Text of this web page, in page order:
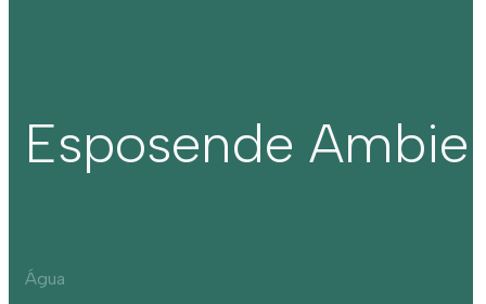
Esposende
Água